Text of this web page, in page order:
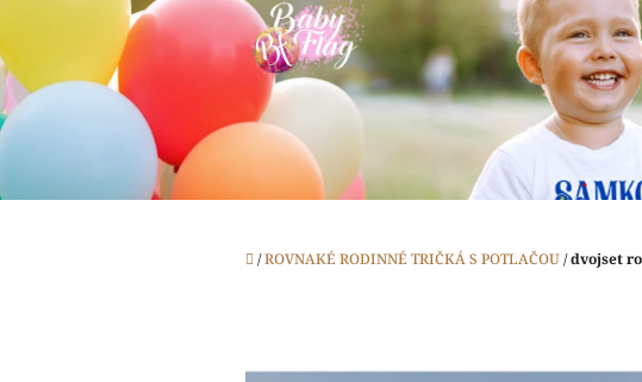
obsah
Domov
/ROVNAKÉ RODINNÉ TRIČKÁ S POTLAČOU/dvojset